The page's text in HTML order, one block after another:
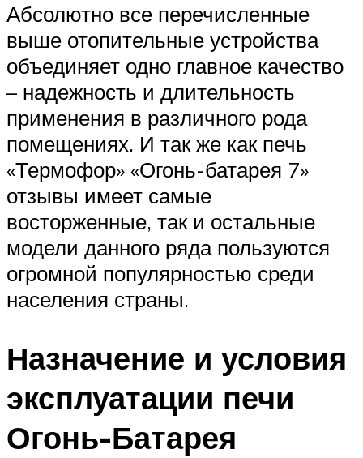
Абсолютно все перечисленные
выше отопительные устройства
объединяет одно главное качество
– надежность и длительность
применения в различного рода
помещениях. И так же как печь
«Термофор» «Огонь-батарея 7»
отзывы имеет самые
восторженные, так и остальные
модели данного ряда пользуются
огромной популярностью среди
населения страны.
Назначение и условия
эксплуатации печи
Огонь-Батарея